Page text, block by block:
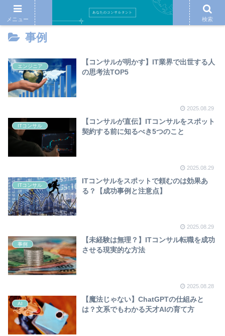
事例
エンジニア
【コンサルが明かす】IT業界で出世する人
の思考法TOP5
2025.08.29
ITコンサル
【コンサルが直伝】ITコンサルをスポット
契約する前に知るべき5つのこと
2025.08.29
ITコンサル
ITコンサルをスポットで頼むのは効果あ
る？【成功事例と注意点】
2025.08.29
事例
【未経験は無理？】ITコンサル転職を成功
させる現実的な方法
2025.08.28
AI
【魔法じゃない】ChatGPTの仕組みと
は？文系でもわかる天才AIの育て方
メニュー 検索